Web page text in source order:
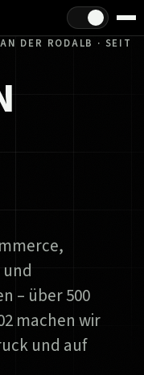
Hell/Dunkel
DER RODALB · SEIT
– über 500
machen wir
und auf